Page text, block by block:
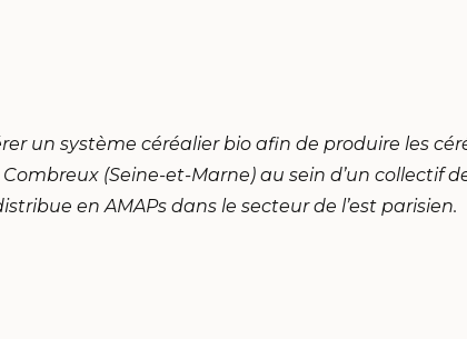
un système céréalier bio afin de produire les
(Seine-et-Marne) au sein d’un collectif
en AMAPs dans le secteur de l’est parisien.